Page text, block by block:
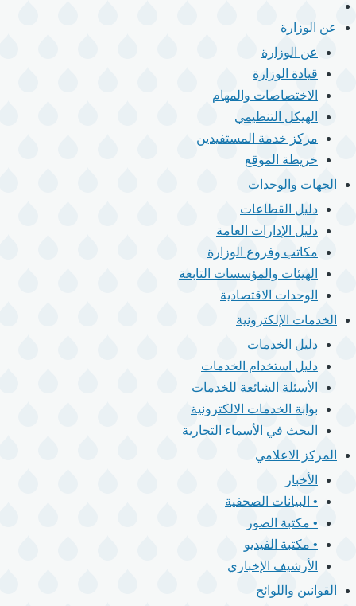
القائمة
الرئيسيةعن الوزارة
عن الوزارة
قيادة الوزارة
الاختصاصات والمهام
الهيكل التنظيمي
مركز خدمة المستفيدين
خريطة الموقع
الجهات والوحدات
دليل القطاعات
دليل الإدارات العامة
مكاتب وفروع الوزارة
الهيئات والمؤسسات التابعة
الوحدات الاقتصادية
الخدمات الإلكترونية
دليل الخدمات
دليل استخدام الخدمات
الأسئلة الشائعة للخدمات
بوابة الخدمات الالكترونية
البحث في الأسماء التجارية
المركز الاعلامي
الأخبار
• البيانات الصحفية
• مكتبة الصور
• مكتبة الفيديو
الأرشيف الإخباري
القوانين واللوائح